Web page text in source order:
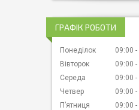
ГРАФІК РОБОТИ
Понеділок 09:00
Вівторок
09:00
Середа
09:00
Четвер
09:00
Пʼятниця
09:00